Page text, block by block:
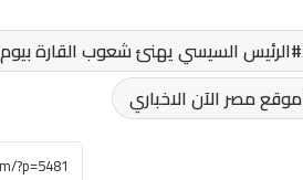
#الرئيس السيسي يهنئ شعوب القارة بيوم
موقع مصر الآن الاخباري